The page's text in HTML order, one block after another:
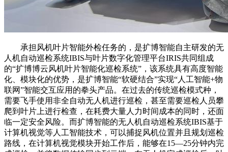
承担风机叶片智能外检任务的，是扩博智能自主研发的无
人机自动巡检系统IBIS与叶片数字化管理平台IRIS共同组成
的“扩博博云风机叶片智能化巡检系统”，该系统具有高度智能
化、模块化的优势，是扩博智能“软硬结合”实现“人工智能+物
联网”智能交互应用的拳头产品。在过去的传统巡检模式种，
需要飞手使用非全自动无人机进行巡检，甚至需要巡检人员攀
爬到叶片上进行检查，在耗费大量人力时间成本的同时，还面
临一定安全风险。而扩博智能的无人机自动巡检系统IBIS基于
计算机视觉等人工智能技术，可以捕捉风机位置并且规划巡检
路线，在计算机视觉模块开始工作后，能够在15—25分钟内完